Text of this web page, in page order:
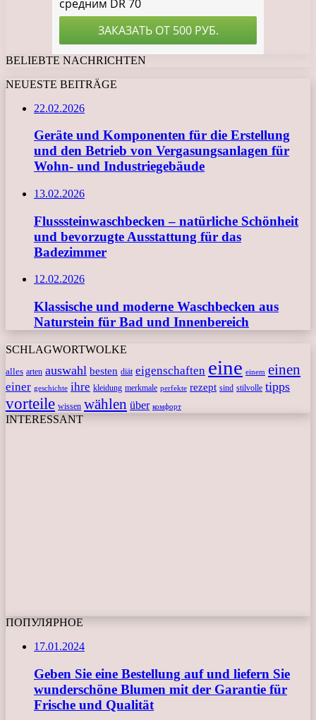
BELIEBTE NACHRICHTEN
NEUESTE BEITRÄGE
22.02.2026
Geräte und Komponenten für die Erstellung
und den Betrieb von Vergasungsanlagen für
Wohn- und Industriegebäude
13.02.2026
Flusssteinwaschbecken – natürliche Schönheit
und bevorzugte Ausstattung für das
Badezimmer
12.02.2026
Klassische und moderne Waschbecken aus
Naturstein für Bad und Innenbereich
SCHLAGWORTWOLKE
alles arten auswahl besten diät eigenschaften eine einem einen
einer geschichte ihre kleidung merkmale perfekte rezept sind stilvolle tipps
vorteile wissen wählen über комфорт
INTERESSANT
ПОПУЛЯРНОЕ
17.01.2024
Geben Sie eine Bestellung auf und liefern Sie
wunderschöne Blumen mit der Garantie für
Frische und Qualität